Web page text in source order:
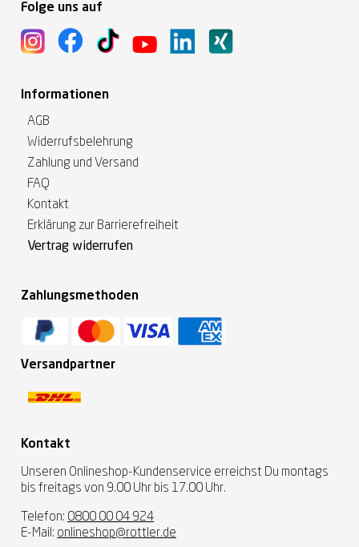
Folge uns auf
Informationen
AGB
Widerrufsbelehrung
Zahlung und Versand
FAQ
Kontakt
Erklärung zur Barrierefreiheit
Vertrag widerrufen
Zahlungsmethoden
Versandpartner
Kontakt
Unseren Onlineshop-Kundenservice erreichst Du montags
bis freitags von 9.00 Uhr bis 17.00 Uhr.
Telefon: 0800 00 04 924
E-Mail: onlineshop@rottler.de